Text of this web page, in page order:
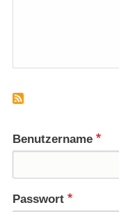
Benutzername
Passwort